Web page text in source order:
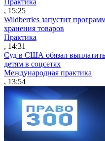
Практика
, 15:25
Wildberries запустит
хранения товаров
Практика
, 14:31
Суд в США обязал
детям в соцсетях
Международная практика
, 13:54